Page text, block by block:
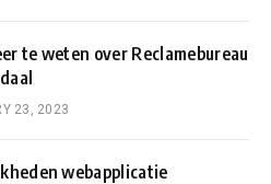
te weten over Reclamebureau
23, 2023
webapplicatie